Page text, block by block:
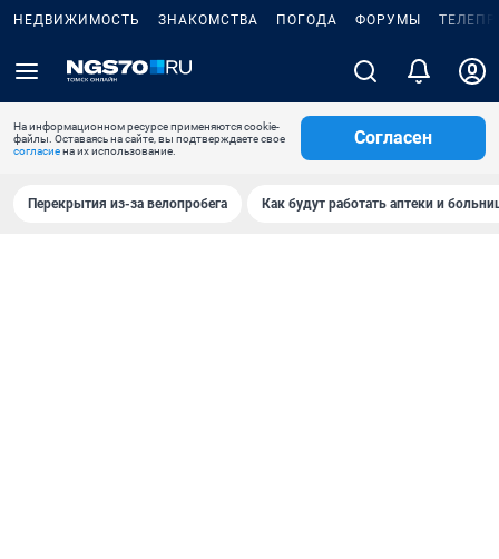
НЕДВИЖИМОСТЬ ЗНАКОМСТВА ПОГОДА ФОРУМЫ
На информационном ресурсе применяются cookie-
файлы. Оставаясь на сайте, вы подтверждаете свое
согласиена их использование.
Согласен
Перекрытия из-за велопробега Как будут работать аптеки и